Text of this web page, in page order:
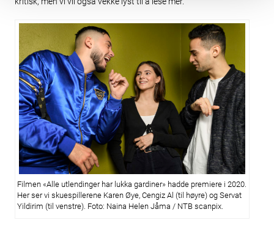
Filmen «Alle utlendinger har lukka gardiner» hadde premiere i 2020.
Her ser vi skuespillerene Karen Øye, Cengiz Al (til høyre) og Servat
Yildirim (til venstre). Foto: Naina Helen Jåma / NTB scanpix.